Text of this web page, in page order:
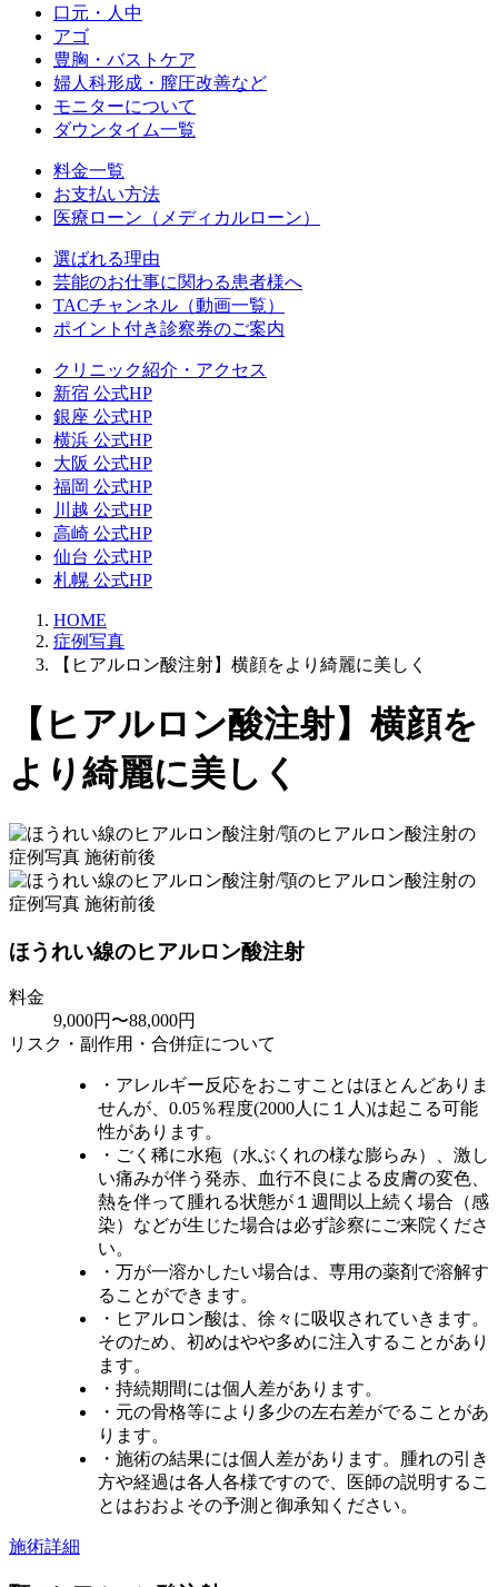
口元・人中
アゴ
豊胸・バストケア
婦人科形成・膣圧改善など
モニターについて
ダウンタイム一覧
料金一覧
お支払い方法
医療ローン（メディカルローン）
選ばれる理由
芸能のお仕事に関わる患者様へ
TACチャンネル（動画一覧）
ポイント付き診察券のご案内
クリニック紹介・アクセス
新宿 公式HP
銀座 公式HP
横浜 公式HP
大阪 公式HP
福岡 公式HP
川越 公式HP
高崎 公式HP
仙台 公式HP
札幌 公式HP
HOME
症例写真
【ヒアルロン酸注射】横顔をより綺麗に美しく
【ヒアルロン酸注射】横顔を
より綺麗に美しく
ほうれい線のヒアルロン酸注射
料金
9,000円〜88,000円
リスク・副作用・合併症について
・アレルギー反応をおこすことはほとんどありま
せんが、0.05％程度(2000人に１人)は起こる可能
性があります。
・ごく稀に水疱（水ぶくれの様な膨らみ）、激し
い痛みが伴う発赤、血行不良による皮膚の変色、
熱を伴って腫れる状態が１週間以上続く場合（感
染）などが生じた場合は必ず診察にご来院くださ
い。
・万が一溶かしたい場合は、専用の薬剤で溶解す
ることができます。
・ヒアルロン酸は、徐々に吸収されていきます。
そのため、初めはやや多めに注入することがあり
ます。
・持続期間には個人差があります。
・元の骨格等により多少の左右差がでることがあ
ります。
・施術の結果には個人差があります。腫れの引き
方や経過は各人各様ですので、医師の説明するこ
とはおおよその予測と御承知ください。
施術詳細